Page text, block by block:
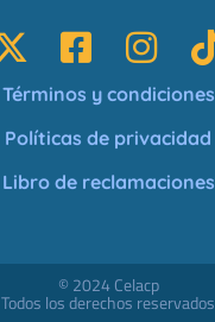
Términos y condiciones
Políticas de privacidad
Libro de reclamaciones
© 2024 Celacp
Todos los derechos reservados